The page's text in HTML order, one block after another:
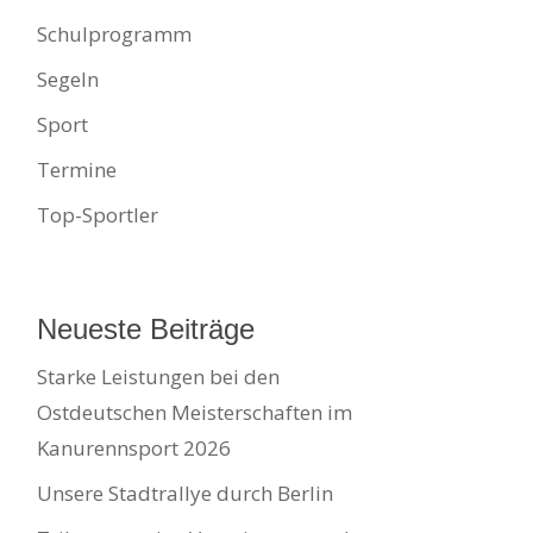
Schulprogramm
Segeln
Sport
Termine
Top-Sportler
Neueste Beiträge
Starke Leistungen bei den
Ostdeutschen Meisterschaften im
Kanurennsport 2026
Unsere Stadtrallye durch Berlin